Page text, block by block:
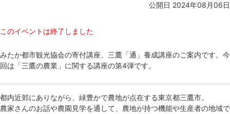
公開日 2024年08月06日
このイベントは終了しました
みたか都市観光協会の寄付講座、三鷹「通」養成講座のご案内です。今
回は「三鷹の農業」に関する講座の第4弾です。
都内近郊にありながら、緑豊かで農地が点在する東京都三鷹市。
農家さんのお話や農園見学を通して、農地が持つ機能や生産者の地域で